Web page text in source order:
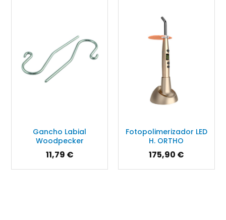
Gancho Labial
Woodpecker
11,79 €
Fotopolimerizador LED
H. ORTHO
175,90 €